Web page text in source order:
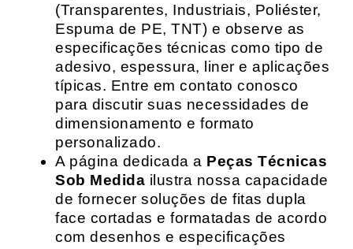
(Transparentes, Industriais, Poliéster,
Espuma de PE, TNT) e observe as
especificações técnicas como tipo de
adesivo, espessura, liner e aplicações
típicas. Entre em contato conosco
para discutir suas necessidades de
dimensionamento e formato
personalizado.
A página dedicada a Peças Técnicas
Sob Medida ilustra nossa capacidade
de fornecer soluções de fitas dupla
face cortadas e formatadas de acordo
com desenhos e especificações